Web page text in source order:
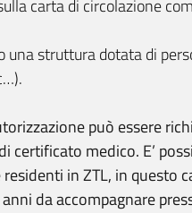
carta di circolazione
una struttura dotata di
può essere
medico. E’
in ZTL, in questo
da accompagnare